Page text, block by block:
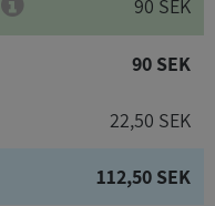
90 SEK
90 SEK
22,50 SEK
112,50 SEK